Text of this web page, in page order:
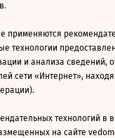
применяются
технологии
и анализа сведений,
сети «Интернет»,
технологий в
на сайте